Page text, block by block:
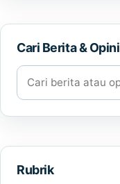
Cari Berita & Opini
Cari berita atau opini
Rubrik